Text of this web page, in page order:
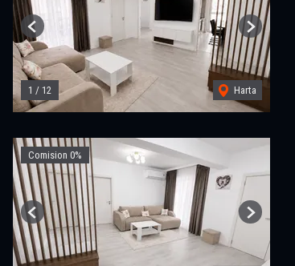
1 / 12 Harta
Previous Next
Comision 0%
Previous Next